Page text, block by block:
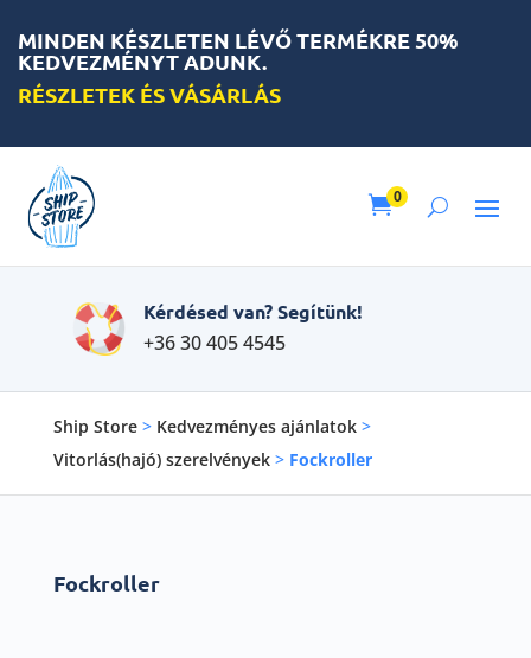
MINDEN KÉSZLETEN LÉVŐ TERMÉKRE 50%
KEDVEZMÉNYT ADUNK.
RÉSZLETEK ÉS VÁSÁRLÁS
0
Kérdésed van? Segítünk!
+36 30 405 4545
Ship Store> Kedvezményes ajánlatok>
Vitorlás(hajó) szerelvények> Fockroller
Fockroller